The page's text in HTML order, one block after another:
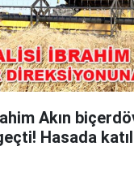
Akın
Hasada